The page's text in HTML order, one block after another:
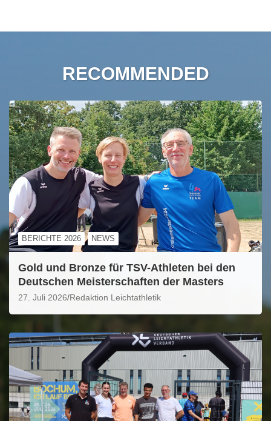
RECOMMENDED
BERICHTE 2026 NEWS
Gold und Bronze für TSV-Athleten bei den
Deutschen Meisterschaften der Masters
27. Juli 2026 Redaktion Leichtathletik